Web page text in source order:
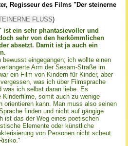
Regisseur des Films "Der steinerne
FLUSS)
ist ein sehr phantasievoller und
sehr von den herkömmlichen
absetzt. Damit ist ja auch ein
eingegangen; ich wollte einen
Arm der Sesam-Straße im
ein Film von Kindern für Kinder, aber
was ich über Filmsprache
was ich selbst daran liebe. Es
somit auch zu wenige
orientieren kann. Man muss also seinen
finden und nicht auf gängige
ist das der Weg eines poetischen
Elemente oder künstliche
von Personen nicht scheut.